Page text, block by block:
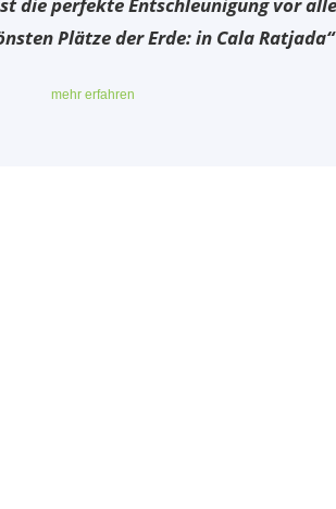
Plätze der Erde: in Cala Ratjada“
mehr erfahren